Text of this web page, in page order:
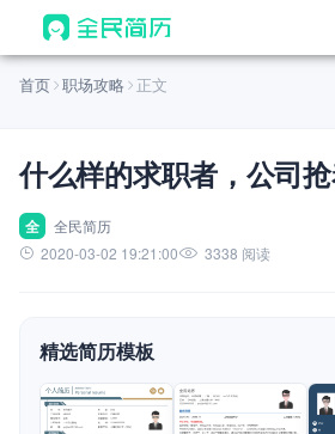
首页
AI 生成简历
AI 优化简历
AI 翻译简历
AI 模拟面试
面试自我介绍
首页 职场攻略 正文
什么样的求职者，公司
全
全民简历
2020-03-02 19:21:00
3338 阅读
精选简历模板